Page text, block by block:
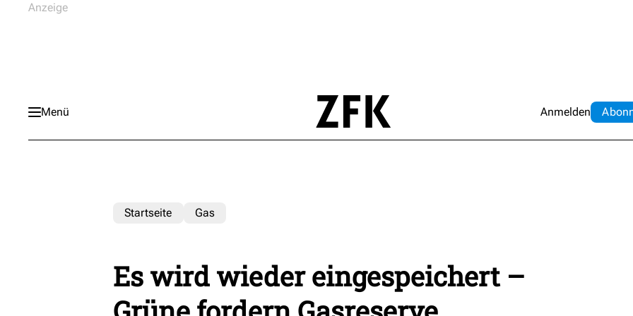
Menü Anmelden Abo
Startseite Gas
Es wird wieder eingespeichert –